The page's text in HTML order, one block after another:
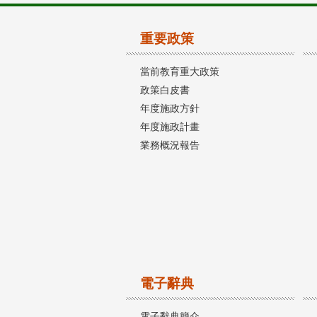
重要政策
當前教育重大政策
政策白皮書
年度施政方針
年度施政計畫
業務概況報告
電子辭典